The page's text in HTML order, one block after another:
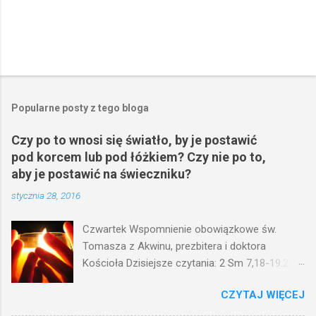
Popularne posty z tego bloga
Czy po to wnosi się światło, by je postawić
pod korcem lub pod łóżkiem? Czy nie po to,
aby je postawić na świeczniku?
stycznia 28, 2016
Czwartek Wspomnienie obowiązkowe św.
Tomasza z Akwinu, prezbitera i doktora
Kościoła Dzisiejsze czytania: 2 Sm 7,18-19.24-
(Mk 4,21-25) Jezus mówił ludowi: Czy po to
CZYTAJ WIĘCEJ